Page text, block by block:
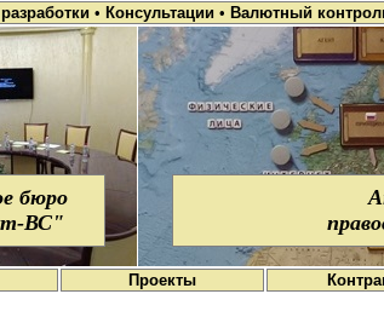
• Консультации • Валютный
бюро
ВС"
Проекты